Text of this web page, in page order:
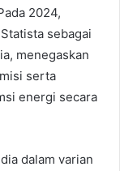
2024,
sebagai
menegaskan
serta
energi secara
dalam varian